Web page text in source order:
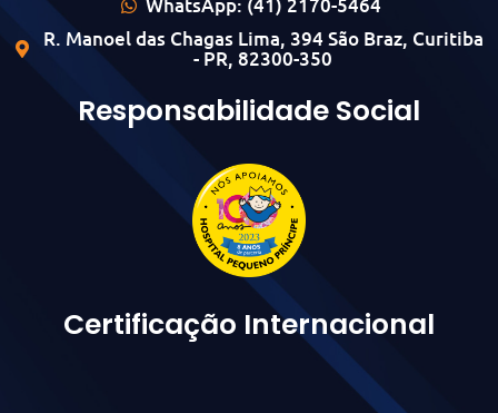
R. Manoel das Chagas Lima, 394 São Braz, Curitiba
- PR, 82300-350
Responsabilidade Social
Certificação Internacional